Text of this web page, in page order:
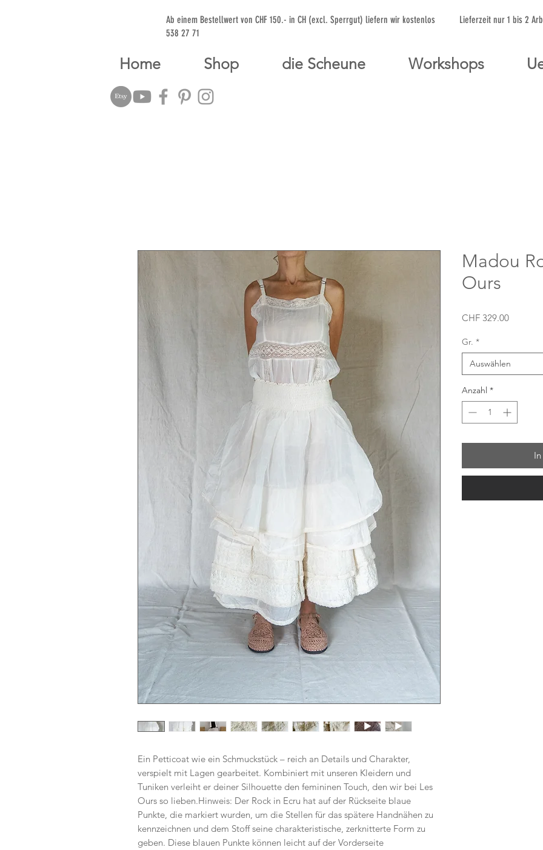
Ab einem Bestellwert von CHF 150.- in CH (excl. Sperrgut) liefern wir kostenlos Lieferzeit nur 1 bis
538 27 71
Home Shop die Scheune Workshops
Ein Petticoat wie ein Schmuckstück – reich an Details und Charakter,
verspielt mit Lagen gearbeitet. Kombiniert mit unseren Kleidern und
Tuniken verleiht er deiner Silhouette den femininen Touch, den wir bei Les
Ours so lieben.Hinweis: Der Rock in Ecru hat auf der Rückseite blaue
Punkte, die markiert wurden, um die Stellen für das spätere Handnähen zu
kennzeichnen und dem Stoff seine charakteristische, zerknitterte Form zu
geben. Diese blauen Punkte können leicht auf der Vorderseite
Madou
Ours
CHF 329.00Preis
Gr. *
Auswählen
Anzahl *